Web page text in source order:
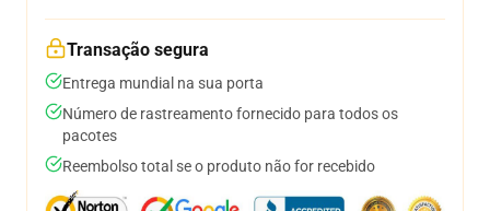
Transação segura
Entrega mundial na sua porta
Número de rastreamento fornecido para todos os
pacotes
Reembolso total se o produto não for recebido